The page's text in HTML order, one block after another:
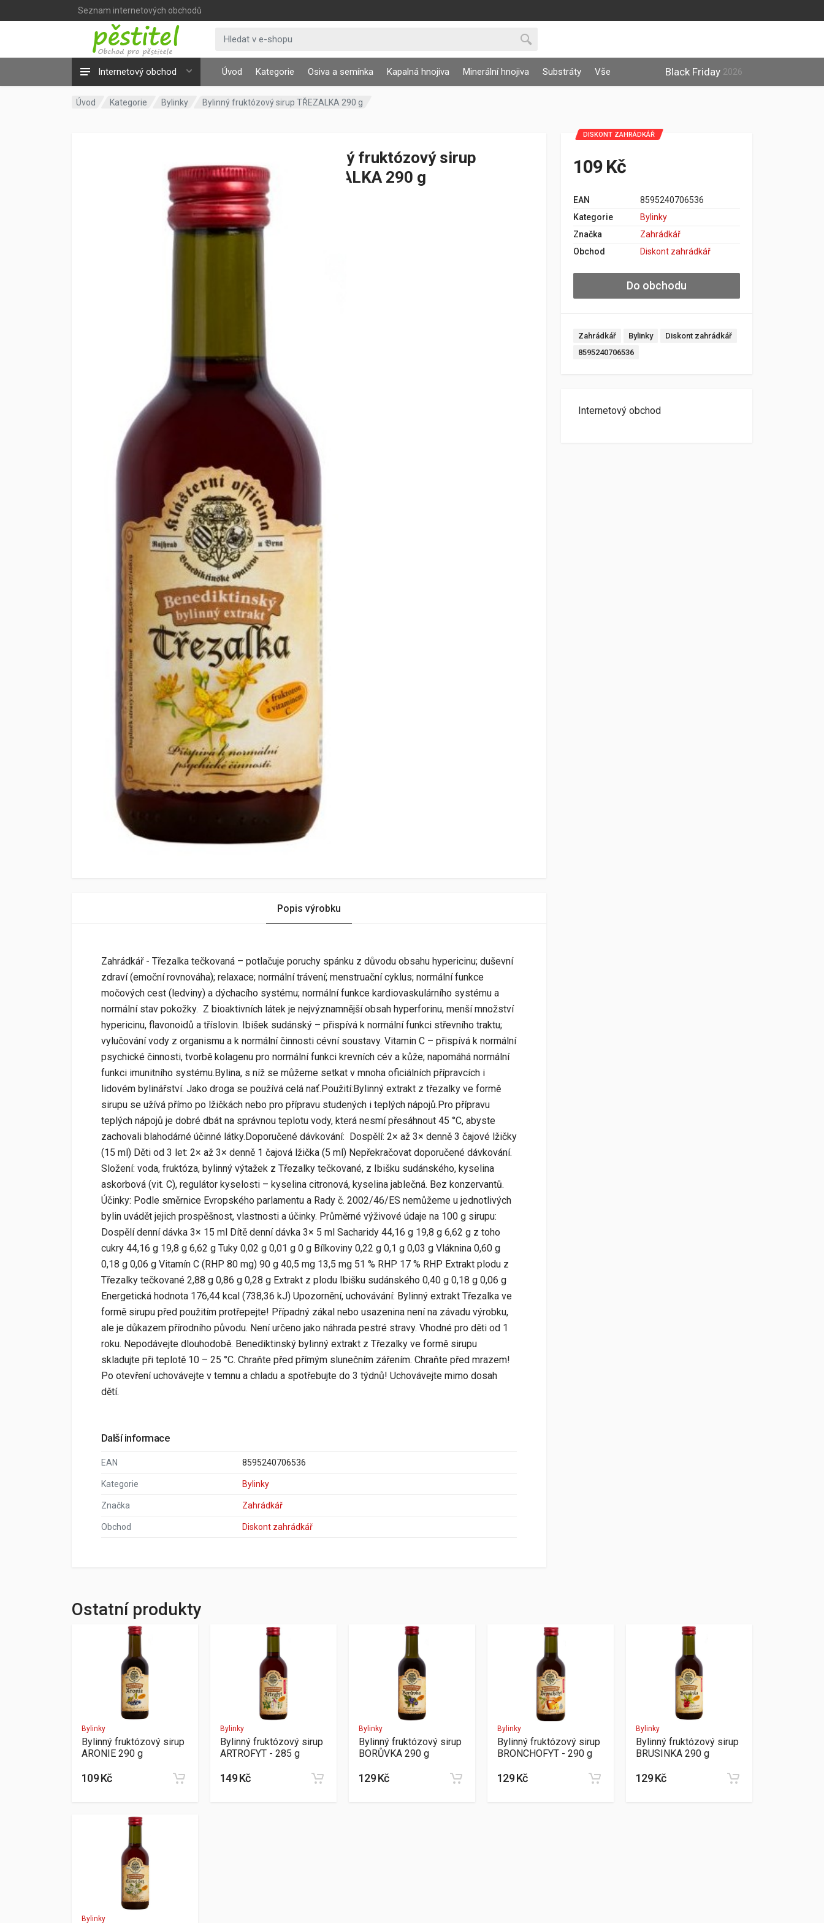
Seznam internetových obchodů
Internetový obchod Úvod Kategorie Osiva a semínka Kapalná hnojiva Minerální hnojiva Substráty Vše Black Friday 2026
Úvod Kategorie Bylinky Bylinný fruktózový sirup TŘEZALKA 290 g
Bylinný fruktózový sirup
TŘEZALKA 290 g
DISKONT ZAHRÁDKÁŘ
109 Kč
EAN
8595240706536
Kategorie
Bylinky
Značka
Zahrádkář
Obchod
Diskont zahrádkář
Do obchodu
Zahrádkář Bylinky
Diskont zahrádkář
8595240706536
Internetový obchod
Popis výrobku
Zahrádkář - Třezalka tečkovaná – potlačuje poruchy spánku z důvodu obsahu hypericinu; duševní
zdraví (emoční rovnováha); relaxace; normální trávení; menstruační cyklus; normální funkce
močových cest (ledviny) a dýchacího systému; normální funkce kardiovaskulárního systému a
normální stav pokožky. Z bioaktivních látek je nejvýznamnější obsah hyperforinu, menší množství
hypericinu, flavonoidů a tříslovin. Ibišek sudánský – přispívá k normální funkci střevního traktu;
vylučování vody z organismu a k normální činnosti cévní soustavy. Vitamin C – přispívá k normální
psychické činnosti, tvorbě kolagenu pro normální funkci krevních cév a kůže; napomáhá normální
funkci imunitního systému.Bylina, s níž se můžeme setkat v mnoha oficiálních přípravcích i
lidovém bylinářství. Jako droga se používá celá nať.Použití:Bylinný extrakt z třezalky ve formě
sirupu se užívá přímo po lžičkách nebo pro přípravu studených i teplých nápojů.Pro přípravu
teplých nápojů je dobré dbát na správnou teplotu vody, která nesmí přesáhnout 45 °C, abyste
zachovali blahodárné účinné látky.Doporučené dávkování: Dospělí: 2× až 3× denně 3 čajové lžičky
(15 ml) Děti od 3 let: 2× až 3× denně 1 čajová lžička (5 ml) Nepřekračovat doporučené dávkování.
Složení: voda, fruktóza, bylinný výtažek z Třezalky tečkované, z Ibišku sudánského, kyselina
askorbová (vit. C), regulátor kyselosti – kyselina citronová, kyselina jablečná. Bez konzervantů.
Účinky: Podle směrnice Evropského parlamentu a Rady č. 2002/46/ES nemůžeme u jednotlivých
bylin uvádět jejich prospěšnost, vlastnosti a účinky. Průměrné výživové údaje na 100 g sirupu:
Dospělí denní dávka 3× 15 ml Dítě denní dávka 3× 5 ml Sacharidy 44,16 g 19,8 g 6,62 g z toho
cukry 44,16 g 19,8 g 6,62 g Tuky 0,02 g 0,01 g 0 g Bílkoviny 0,22 g 0,1 g 0,03 g Vláknina 0,60 g
0,18 g 0,06 g Vitamín C (RHP 80 mg) 90 g 40,5 mg 13,5 mg 51 % RHP 17 % RHP Extrakt plodu z
Třezalky tečkované 2,88 g 0,86 g 0,28 g Extrakt z plodu Ibišku sudánského 0,40 g 0,18 g 0,06 g
Energetická hodnota 176,44 kcal (738,36 kJ) Upozornění, uchovávání: Bylinný extrakt Třezalka ve
formě sirupu před použitím protřepejte! Případný zákal nebo usazenina není na závadu výrobku,
ale je důkazem přírodního původu. Není určeno jako náhrada pestré stravy. Vhodné pro děti od 1
roku. Nepodávejte dlouhodobě. Benediktinský bylinný extrakt z Třezalky ve formě sirupu
skladujte při teplotě 10 – 25 °C. Chraňte před přímým slunečním zářením. Chraňte před mrazem!
Po otevření uchovávejte v temnu a chladu a spotřebujte do 3 týdnů! Uchovávejte mimo dosah
dětí.
Další informace
EAN 8595240706536
Kategorie Bylinky
Značka Zahrádkář
Obchod Diskont zahrádkář
Ostatní produkty
Bylinky
Bylinný fruktózový sirup
ARONIE 290 g
109 Kč
Bylinky
Bylinný fruktózový sirup
ARTROFYT - 285 g
149 Kč
Bylinky
Bylinný fruktózový sirup
BORŮVKA 290 g
129 Kč
Bylinky
Bylinný fruktózový sirup
BRONCHOFYT - 290 g
129 Kč
Bylinky
Bylinný fruktózový sirup
BRUSINKA 290 g
129 Kč
Bylinky